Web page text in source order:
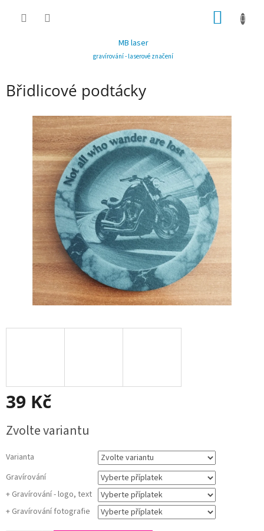
MB laser
gravírování - laserové značení
Břidlicové podtácky
39 Kč
cena:
Zvolte variantu
Varianta
Gravírování
+ Gravírování - logo, text
+ Gravírování fotografie